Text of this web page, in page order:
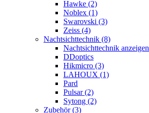
Hawke (2)
Noblex (1)
Swarovski (3)
Zeiss (4)
Nachtsichttechnik (8)
Nachtsichttechnik anzeigen
DDoptics
Hikmicro (3)
LAHOUX (1)
Pard
Pulsar (2)
Sytong (2)
Zubehör (3)